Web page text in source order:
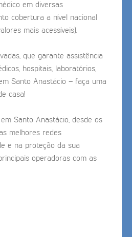
em diversas
cobertura a nível nacional
mais acessíveis).
que garante assistência
hospitais, laboratórios,
Santo Anastácio – faça uma
casa!
Santo Anastácio, desde os
melhores redes
e na proteção da sua
operadoras com as